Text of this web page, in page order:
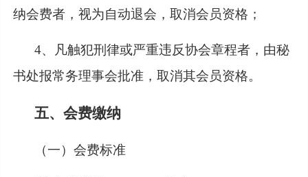
纳会费者，视为自动退会，取消会员资格；
4、凡触犯刑律或严重违反协会章程者，由秘
书处报常务理事会批准，取消其会员资格。
五、会费缴纳
（一）会费标准